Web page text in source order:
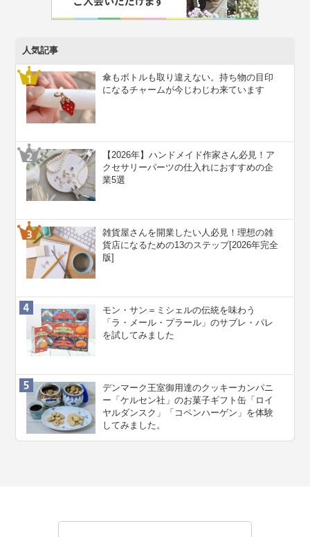
人気記事
傘もボトルも取り違えない。持ち物の目印
になるチャームが今じわじわ来ています
【2026年】ハンドメイド作家さん必見！ア
クセサリーパーツの仕入れにおすすめの企
業5選
雑貨屋さんを開業したい人必見！理想の雑
貨店になるための13のステップ[2026年完全
版]
モン・サン＝ミシェルの伝統を味わう
「ラ・メール・プラール」のサブレ・パレ
を試してみました
デンマーク王室御用達のクッキーカンパニ
ー「ケルセン社」のお菓子ギフト缶「ロイ
ヤルダンスク」「コペンハーゲン」を体験
してみました。